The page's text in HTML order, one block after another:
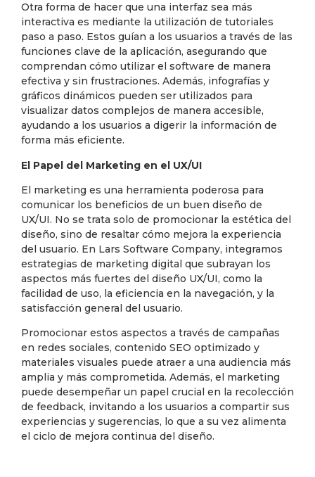
Otra forma de hacer que una interfaz sea más
interactiva es mediante la utilización de tutoriales
paso a paso. Estos guían a los usuarios a través de las
funciones clave de la aplicación, asegurando que
comprendan cómo utilizar el software de manera
efectiva y sin frustraciones. Además, infografías y
gráficos dinámicos pueden ser utilizados para
visualizar datos complejos de manera accesible,
ayudando a los usuarios a digerir la información de
forma más eficiente.
El Papel del Marketing en el UX/UI
El marketing es una herramienta poderosa para
comunicar los beneficios de un buen diseño de
UX/UI. No se trata solo de promocionar la estética del
diseño, sino de resaltar cómo mejora la experiencia
del usuario. En Lars Software Company, integramos
estrategias de marketing digital que subrayan los
aspectos más fuertes del diseño UX/UI, como la
facilidad de uso, la eficiencia en la navegación, y la
satisfacción general del usuario.
Promocionar estos aspectos a través de campañas
en redes sociales, contenido SEO optimizado y
materiales visuales puede atraer a una audiencia más
amplia y más comprometida. Además, el marketing
puede desempeñar un papel crucial en la recolección
de feedback, invitando a los usuarios a compartir sus
experiencias y sugerencias, lo que a su vez alimenta
el ciclo de mejora continua del diseño.